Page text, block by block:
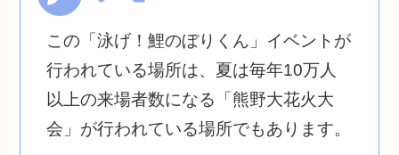
この「泳げ！鯉のぼりくん」イベントが
行われている場所は、夏は毎年10万人
以上の来場者数になる「熊野大花火大
会」が行われている場所でもあります。